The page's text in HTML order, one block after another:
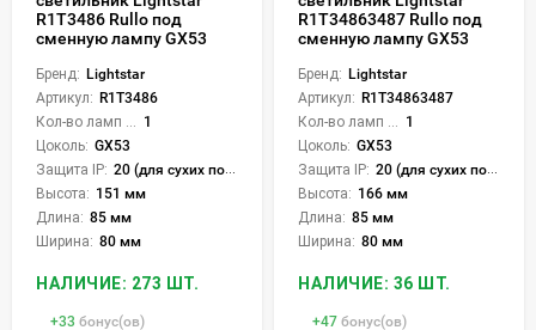
R1T3486 Rullo под
сменную лампу GX53
Бренд: Lightstar
Артикул: R1T3486
1
Цоколь: GX53
Защита IP: 20 (для сухих пом.)
Высота: 151 мм
Длина: 85 мм
Ширина: 80 мм
НАЛИЧИЕ: 273 ШТ.
+33 бонус(ов)
R1T34863487 Rullo под
сменную лампу GX53
Бренд: Lightstar
Артикул: R1T34863487
1
Цоколь: GX53
Защита IP: 20 (для сухих пом.)
Высота: 166 мм
Длина: 85 мм
Ширина: 80 мм
НАЛИЧИЕ: 36 ШТ.
+47 бонус(ов)